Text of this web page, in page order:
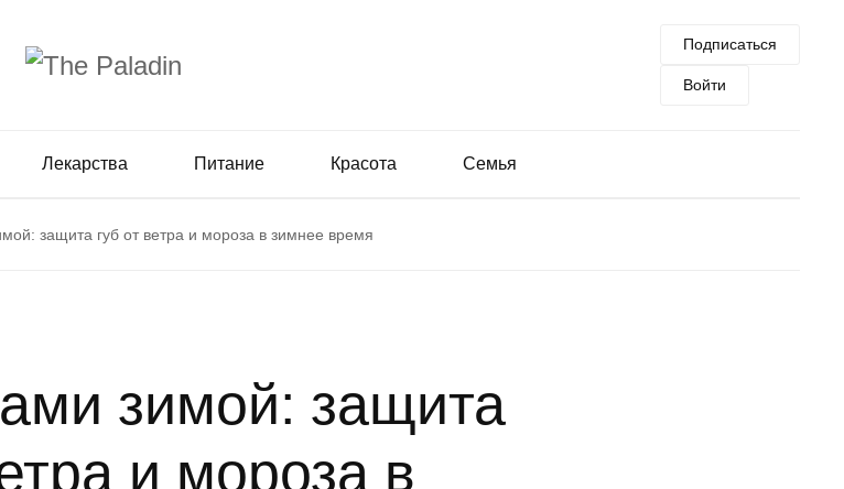
Подписаться
Войти
Лекарства Питание Красота Семья
защита губ от ветра и мороза в зимнее время
зимой: защита
и мороза в